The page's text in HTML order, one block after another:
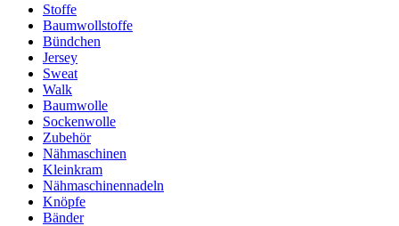
Stoffe
Baumwollstoffe
Bündchen
Jersey
Sweat
Walk
Baumwolle
Sockenwolle
Zubehör
Nähmaschinen
Kleinkram
Nähmaschinennadeln
Knöpfe
Bänder